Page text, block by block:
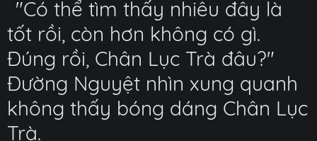
"Có thể tìm thấy nhiêu đây là
tốt rồi, còn hơn không có gì.
Đúng rồi, Chân Lục Trà đâu?"
Đường Nguyệt nhìn xung quanh
không thấy bóng dáng Chân Lục
Trà.